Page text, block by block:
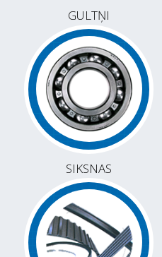
GULTŅI
SIKSNAS